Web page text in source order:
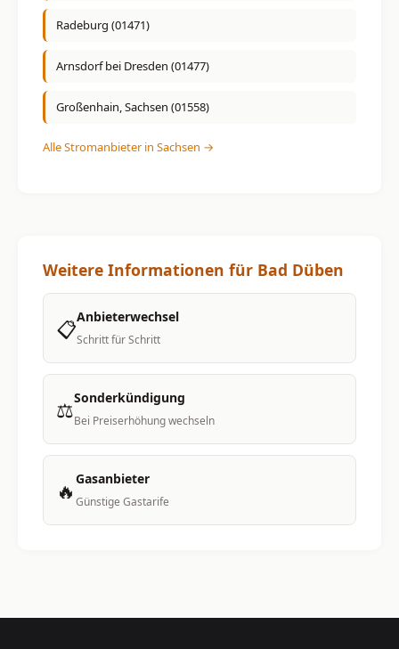
Radeburg (01471)
Arnsdorf bei Dresden (01477)
Großenhain, Sachsen (01558)
Alle Stromanbieter in Sachsen →
Weitere Informationen für Bad Düben
📋Anbieterwechsel
Schritt für Schritt
⚖️Sonderkündigung
Bei Preiserhöhung wechseln
🔥 Gasanbieter
Günstige Gastarife